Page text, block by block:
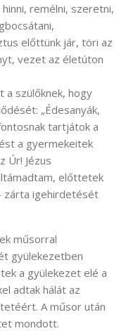
remélni, szeretni,
előttünk jár, töri az
vezet az életúton
a szülőknek, hogy
„Édesanyák,
tartjátok a
a gyermekeitek
Úr! Jézus
előttetek
zárta igehirdetését
műsorral
gyülekezetben
a gyülekezet elé a
adtak hálát az
A műsor után
mondott.